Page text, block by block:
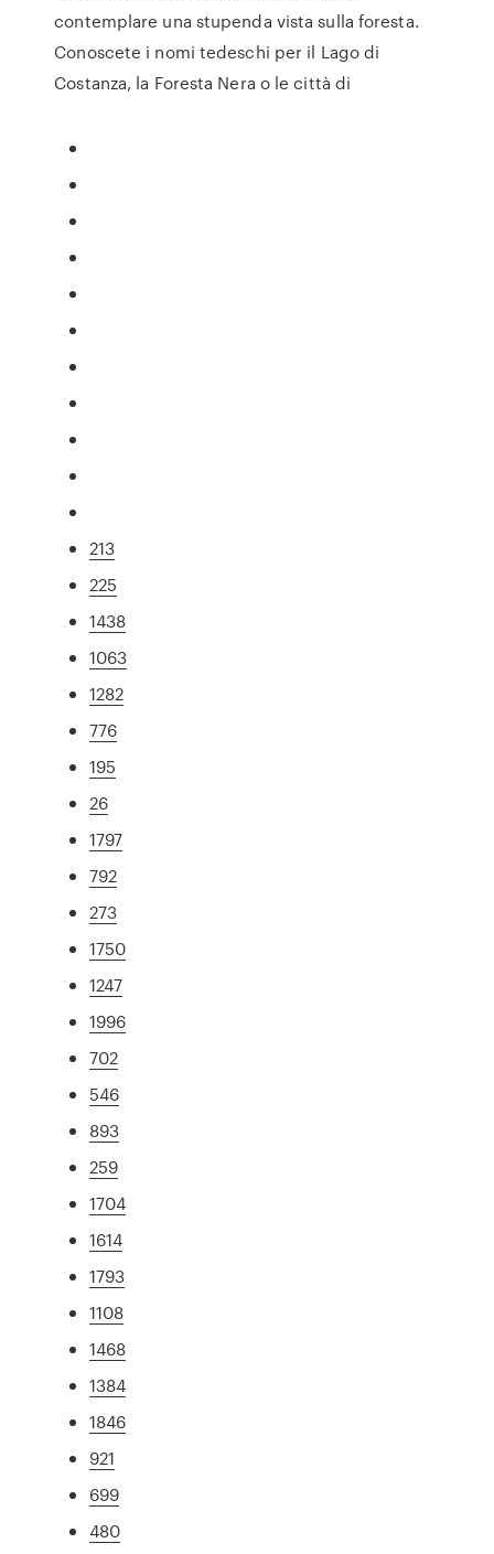
contemplare una stupenda vista sulla foresta.
Conoscete i nomi tedeschi per il Lago di
Costanza, la Foresta Nera o le città di
213
225
1438
1063
1282
776
195
26
1797
792
273
1750
1247
1996
702
546
893
259
1704
1614
1793
1108
1468
1384
1846
921
699
480